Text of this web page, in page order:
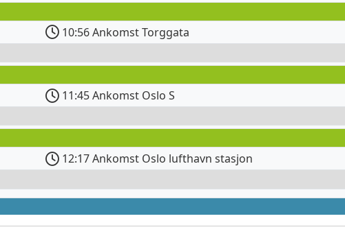
10:56 Ankomst Torggata
11:45 Ankomst Oslo S
12:17 Ankomst Oslo lufthavn stasjon